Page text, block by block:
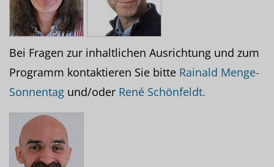
Bei Fragen zur inhaltlichen Ausrichtung und zum
Programm kontaktieren Sie bitte Rainald Menge-
Sonnentag und/oder René Schönfeldt.